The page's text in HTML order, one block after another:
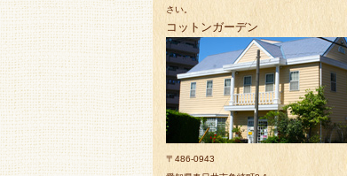
さい。
コットンガーデン
〒486-0943